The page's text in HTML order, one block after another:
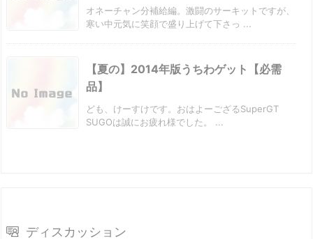
オネーチャン分補給編。激闘のサーキットですが、
寒い中元気に笑顔で盛り上げて下さっ ...
【夏の】2014年版うちわゲット【必需
品】
ども、けーすけです。おはよーござるSuperGT
SUGOは誠にお疲れ様でした。 ...
ディスカッション